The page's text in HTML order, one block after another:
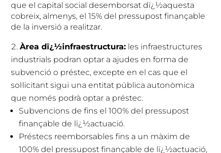
que el capital social desemborsat dï¿½aquesta
cobreix, almenys, el 15% del pressupost finançable
de la inversió a realitzar.
Àrea dï¿½infraestructura: les infraestructures
industrials podran optar a ajudes en forma de
subvenció o préstec, excepte en el cas que el
sol·licitant sigui una entitat pública autonòmica
que només podrà optar a préstec.
Subvencions de fins el 100% del pressupost
finançable de lï¿½actuació.
Préstecs reemborsables fins a un màxim de
100% del pressupost finançable de lï¿½actuació,